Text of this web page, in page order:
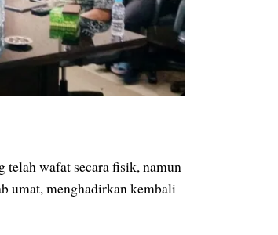
telah wafat secara fisik, namun
umat, menghadirkan kembali